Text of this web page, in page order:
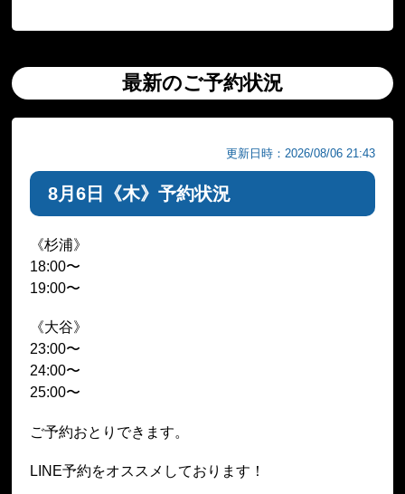
最新のご予約状況
更新日時：2026/08/06 21:43
8月6日《木》予約状況
《杉浦》
18:00〜
19:00〜
《大谷》
23:00〜
24:00〜
25:00〜
ご予約おとりできます。
LINE予約をオススメしております！